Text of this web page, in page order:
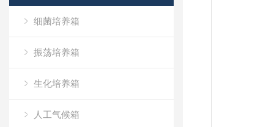
细菌培养箱
振荡培养箱
生化培养箱
人工气候箱